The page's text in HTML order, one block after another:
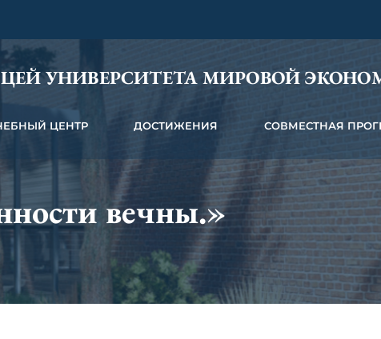
УНИВЕРСИТЕТА МИРОВОЙ
ЦЕНТР ДОСТИЖЕНИЯ СОВМЕСТНАЯ
вечны.»